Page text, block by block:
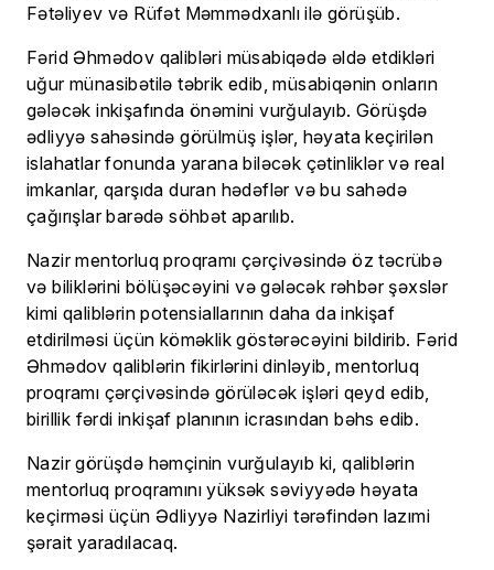
Fətəliyev və Rüfət Məmmədxanlı ilə görüşüb.
Fərid Əhmədov qalibləri müsabiqədə əldə etdikləri
uğur münasibətilə təbrik edib, müsabiqənin onların
gələcək inkişafında önəmini vurğulayıb. Görüşdə
ədliyyə sahəsində görülmüş işlər, həyata keçirilən
islahatlar fonunda yarana biləcək çətinliklər və real
imkanlar, qarşıda duran hədəflər və bu sahədə
çağırışlar barədə söhbət aparılıb.
Nazir mentorluq proqramı çərçivəsində öz təcrübə
və biliklərini bölüşəcəyini və gələcək rəhbər şəxslər
kimi qaliblərin potensiallarının daha da inkişaf
etdirilməsi üçün köməklik göstərəcəyini bildirib. Fərid
Əhmədov qaliblərin fikirlərini dinləyib, mentorluq
proqramı çərçivəsində görüləcək işləri qeyd edib,
birillik fərdi inkişaf planının icrasından bəhs edib.
Nazir görüşdə həmçinin vurğulayıb ki, qaliblərin
mentorluq proqramını yüksək səviyyədə həyata
keçirməsi üçün Ədliyyə Nazirliyi tərəfindən lazımi
şərait yaradılacaq.